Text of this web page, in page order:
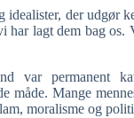
der udgør
har lagt dem bag
var
måde. Mange
moralisme og